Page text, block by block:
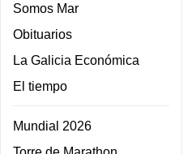
Somos Mar
Obituarios
La Galicia Económica
El tiempo
Mundial 2026